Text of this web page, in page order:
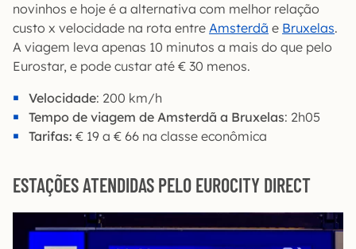
novinhos e hoje é a alternativa com melhor relação
custo x velocidade na rota entre Amsterdã e Bruxelas.
A viagem leva apenas 10 minutos a mais do que pelo
Eurostar, e pode custar até € 30 menos.
Velocidade: 200 km/h
Tempo de viagem de Amsterdã a Bruxelas: 2h05
Tarifas: € 19 a € 66 na classe econômica
ESTAÇÕES ATENDIDAS PELO EUROCITY DIRECT